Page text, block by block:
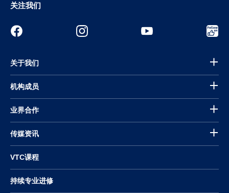
关注我们
关于我们
机构成员
业界合作
传媒资讯
VTC课程
持续专业进修